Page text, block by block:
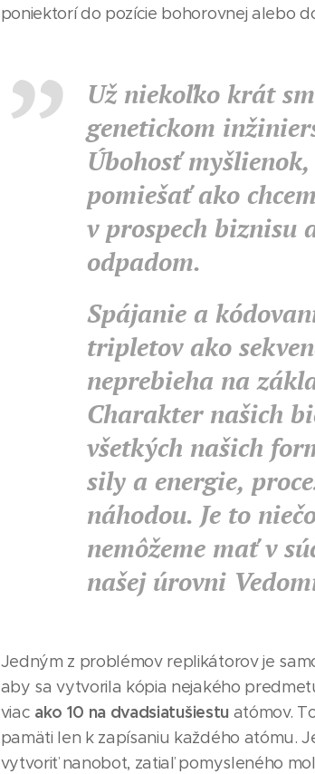
poniektorí do pozície bohorovnej alebo
Už niekoľko krát
genetickom
Úbohosť
pomiešať ako
v prospech biznisu
odpadom.
Spájanie a
tripletov ako
neprebieha na
Charakter našich
všetkých našich
sily a energie,
náhodou. Je to
nemôžeme mať v
našej úrovni
Jedným z problémov replikátorov je
aby sa vytvorila kópia nejakého
viac ako 10 na dvadsiatušiestuatómov.
pamäti len k zapísaniu každého atómu.
vytvoriť nanobot, zatiaľ pomysleného